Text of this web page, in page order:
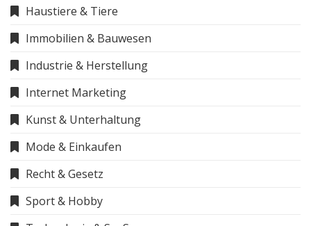
Haustiere & Tiere
Immobilien & Bauwesen
Industrie & Herstellung
Internet Marketing
Kunst & Unterhaltung
Mode & Einkaufen
Recht & Gesetz
Sport & Hobby